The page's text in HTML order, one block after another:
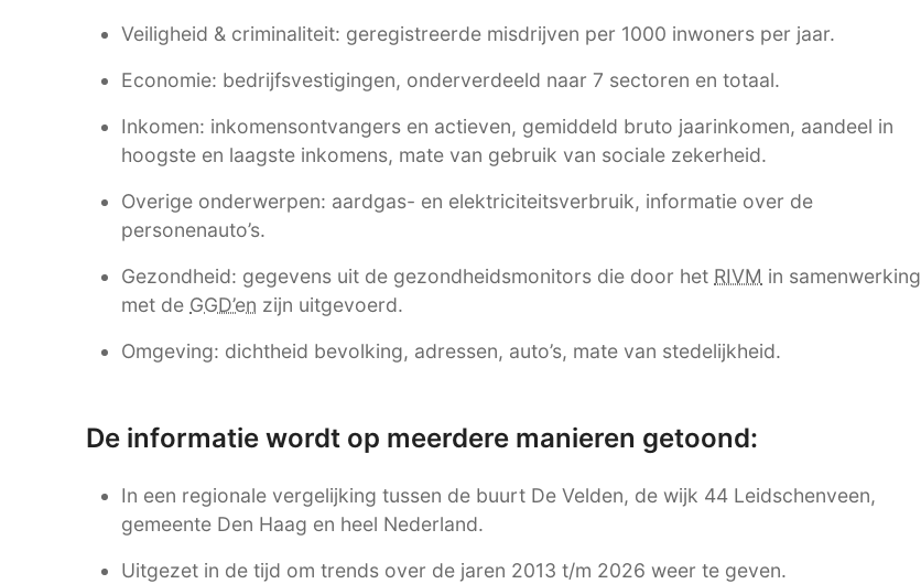
Veiligheid & criminaliteit: geregistreerde misdrijven per 1000 inwoners per jaar.
Economie: bedrijfsvestigingen, onderverdeeld naar 7 sectoren en totaal.
Inkomen: inkomensontvangers en actieven, gemiddeld bruto jaarinkomen, aandeel in
hoogste en laagste inkomens, mate van gebruik van sociale zekerheid.
Overige onderwerpen: aardgas- en elektriciteitsverbruik, informatie over de
personenauto’s.
Gezondheid: gegevens uit de gezondheidsmonitors die door het RIVM in samenwerking
met de GGD’en zijn uitgevoerd.
Omgeving: dichtheid bevolking, adressen, auto’s, mate van stedelijkheid.
De informatie wordt op meerdere manieren getoond:
In een regionale vergelijking tussen de buurt De Velden, de wijk 44 Leidschenveen,
gemeente Den Haag en heel Nederland.
Uitgezet in de tijd om trends over de jaren 2013 t/m 2026 weer te geven.